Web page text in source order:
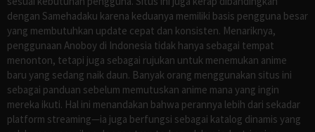
dengan Samehadaku karena keduanya memiliki basis pengguna besar
yang membutuhkan update cepat dan konsisten. Menariknya,
penggunaan Anoboy di Indonesia tidak hanya sebagai tempat
menonton, tetapi juga sebagai rujukan untuk menemukan anime
baru yang sedang naik daun. Banyak orang menggunakan situs ini
sebagai panduan sebelum memutuskan anime mana yang ingin
mereka ikuti. Hal ini menandakan bahwa perannya lebih dari sekadar
platform streaming—ia juga berfungsi sebagai katalog dinamis yang